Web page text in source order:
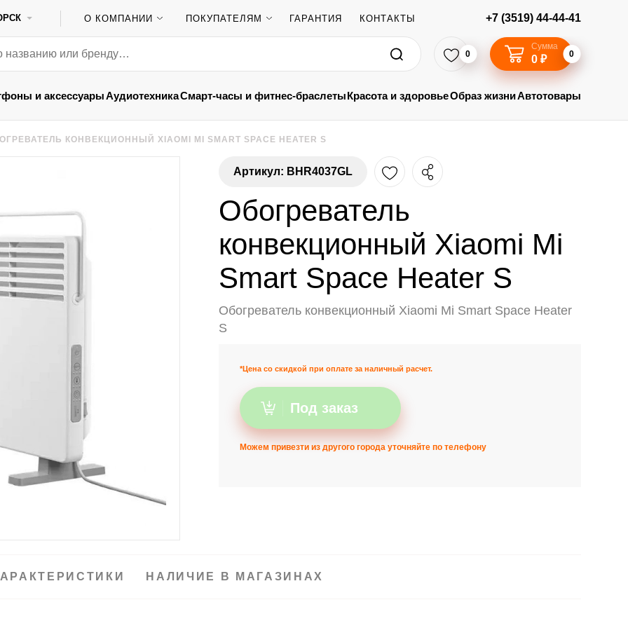
О КОМПАНИИ ПОКУПАТЕЛЯМ ГАРАНТИЯ КОНТАКТЫ +7 (3519) 44-44-41
0
Сумма
0 ₽ 0
и аксессуарыАудиотехникаСмарт-часы и фитнес-браслетыКрасота и здоровьеОбраз жизниАвтотовары
КОНВЕКЦИОННЫЙ XIAOMI MI SMART SPACE HEATER S
Артикул: BHR4037GL
Обогреватель
конвекционный Xiaomi Mi
Smart Space Heater S
Обогреватель конвекционный Xiaomi Mi Smart Space Heater
S
*Цена со скидкой при оплате за наличный расчет.
Под заказ
Можем привезти из другого города уточняйте по телефону
НАЛИЧИЕ В МАГАЗИНАХ